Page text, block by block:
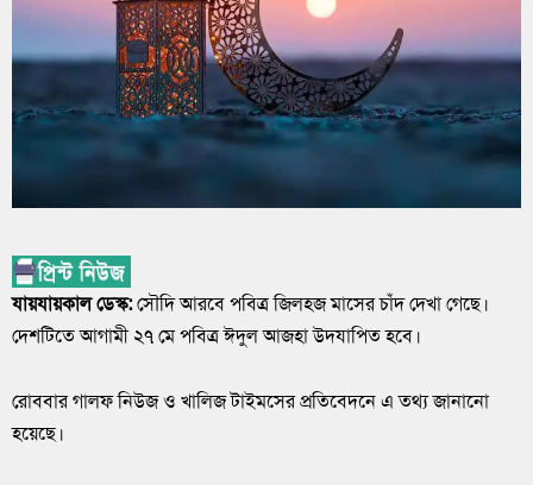
যায়যায়কাল ডেস্ক:সৌদি আরবে পবিত্র জিলহজ মাসের চাঁদ দেখা গেছে।
দেশটিতে আগামী ২৭ মে পবিত্র ঈদুল আজহা উদযাপিত হবে।
রোববার গালফ নিউজ ও খালিজ টাইমসের প্রতিবেদনে এ তথ্য জানানো
হয়েছে।